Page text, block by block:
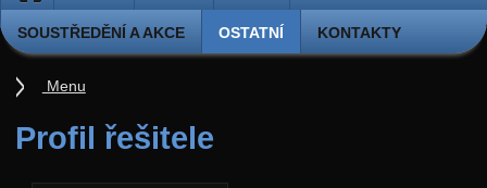
SOUSTŘEDĚNÍ A AKCE OSTATNÍ KONTAKTY
Profil řešitele
Menu